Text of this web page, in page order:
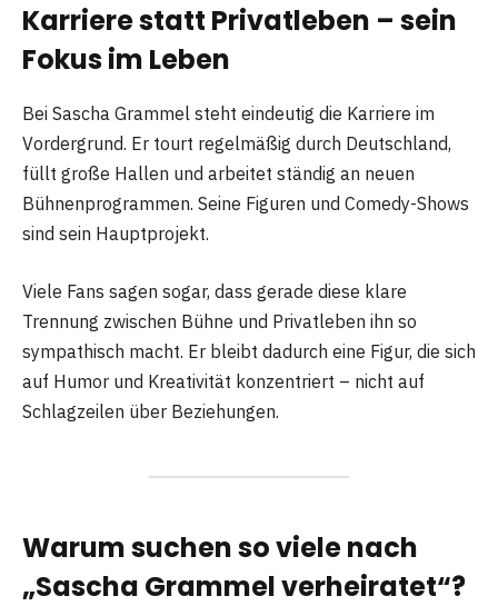
Karriere statt Privatleben – sein
Fokus im Leben
Bei Sascha Grammel steht eindeutig die Karriere im
Vordergrund. Er tourt regelmäßig durch Deutschland,
füllt große Hallen und arbeitet ständig an neuen
Bühnenprogrammen. Seine Figuren und Comedy-Shows
sind sein Hauptprojekt.
Viele Fans sagen sogar, dass gerade diese klare
Trennung zwischen Bühne und Privatleben ihn so
sympathisch macht. Er bleibt dadurch eine Figur, die sich
auf Humor und Kreativität konzentriert – nicht auf
Schlagzeilen über Beziehungen.
Warum suchen so viele nach
„Sascha Grammel verheiratet“?